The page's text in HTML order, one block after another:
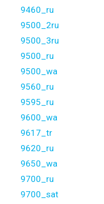
9460_ru
9500_2ru
9500_3ru
9500_ru
9500_wa
9560_ru
9595_ru
9600_wa
9617_tr
9620_ru
9650_wa
9700_ru
9700_sat